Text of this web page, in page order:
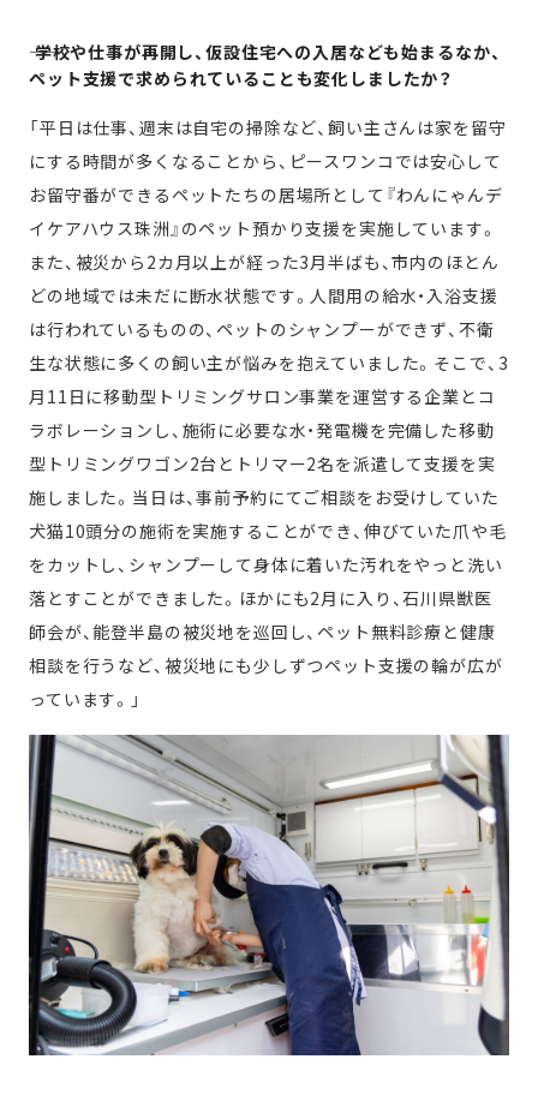
―― 学校や仕事が再開し、仮設住宅への入居なども始まるなか、
ペット支援で求められていることも変化しましたか？
「平日は仕事、週末は自宅の掃除など、飼い主さんは家を留守
にする時間が多くなることから、ピースワンコでは安心して
お留守番ができるペットたちの居場所として『わんにゃんデ
イケアハウス珠洲』のペット預かり支援を実施しています。
また、被災から2カ月以上が経った3月半ばも、市内のほとん
どの地域では未だに断水状態です。人間用の給水・入浴支援
は行われているものの、ペットのシャンプーができず、不衛
生な状態に多くの飼い主が悩みを抱えていました。そこで、3
月11日に移動型トリミングサロン事業を運営する企業とコ
ラボレーションし、施術に必要な水・発電機を完備した移動
型トリミングワゴン2台とトリマー2名を派遣して支援を実
施しました。当日は、事前予約にてご相談をお受けしていた
犬猫10頭分の施術を実施することができ、伸びていた爪や毛
をカットし、シャンプーして身体に着いた汚れをやっと洗い
落とすことができました。ほかにも2月に入り、石川県獣医
師会が、能登半島の被災地を巡回し、ペット無料診療と健康
相談を行うなど、被災地にも少しずつペット支援の輪が広が
っています。」